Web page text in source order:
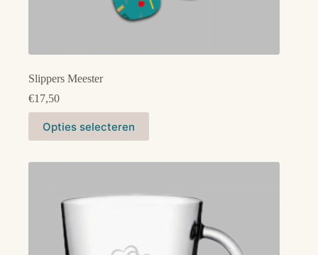
Slippers Meester
€17,50
Opties selecteren
product
heeft
gekozen